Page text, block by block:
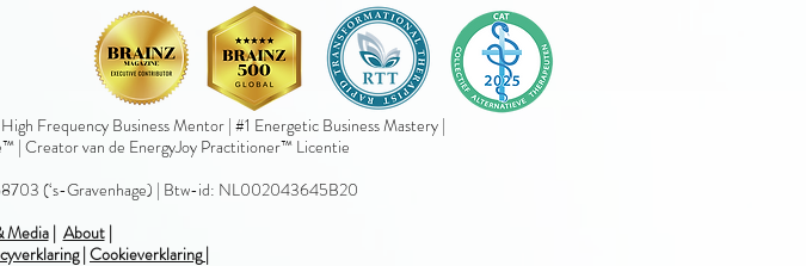
Frequency Business Mentor | #1 Energetic Business Mastery |
| Creator van de EnergyJoy Practitioner™ Licentie
(‘s-Gravenhage) | Btw-id: NL002043645B20
Media| About|
|Cookieverklaring|